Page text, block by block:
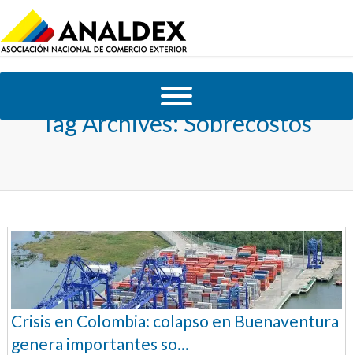
Tag Archives:Sobrecostos
Crisis en Colombia: colapso en Buenaventura
genera importantes so...